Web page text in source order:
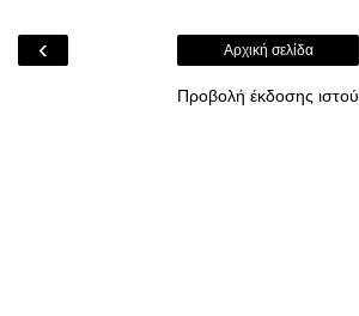
‹ Αρχική σελίδα
Προβολή έκδοσης ιστού